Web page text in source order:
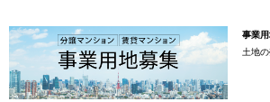
事業
土地